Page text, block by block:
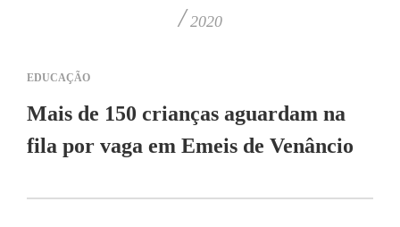
/ 2020
EDUCAÇÃO
Mais de 150 crianças aguardam na
fila por vaga em Emeis de Venâncio